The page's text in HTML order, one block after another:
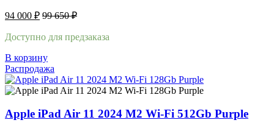
94 000 ₽ 99 650₽
Доступно для предзаказа
В корзину
Распродажа
Apple iPad Air 11 2024 M2 Wi-Fi 512Gb Purple